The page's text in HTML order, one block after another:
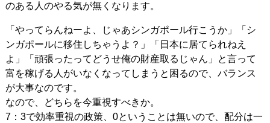
のある人のやる気が無くなります。
「やってらんねーよ、じゃあシンガポール行こうか」「シ
ンガポールに移住しちゃうよ？」「日本に居てられねえ
よ」「頑張ったってどうせ俺の財産取るじゃん」と言って
富を稼げる人がいなくなってしまうと困るので、バランス
が大事なのです。
なので、どちらを今重視すべきか。
7：3で効率重視の政策、0ということは無いので、配分は一